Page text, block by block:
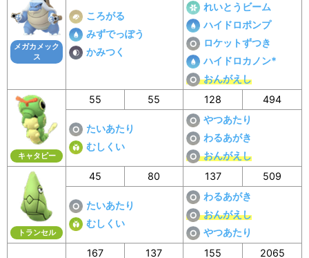
メガカメック
ス
ころがる
みずでっぽう
かみつく
れいとうビーム
ハイドロポンプ
ロケットずつき
ハイドロカノン*
おんがえし
キャタピー
55 55 128 494
たいあたり
むしくい
やつあたり
わるあがき
おんがえし
トランセル
45 80 137 509
たいあたり
むしくい
わるあがき
おんがえし
やつあたり
167
137 155 2065